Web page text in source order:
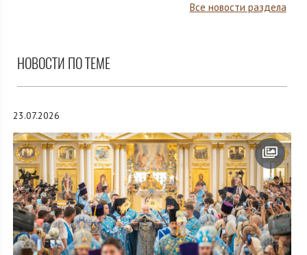
Все новости раздела
НОВОСТИ ПО ТЕМЕ
23.07.2026